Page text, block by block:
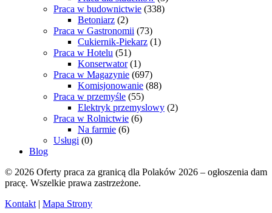
Praca w budownictwie (338)
Betoniarz (2)
Praca w Gastronomii (73)
Cukiernik-Piekarz (1)
Praca w Hotelu (51)
Konserwator (1)
Praca w Magazynie (697)
Komisjonowanie (88)
Praca w przemyśle (55)
Elektryk przemyslowy (2)
Praca w Rolnictwie (6)
Na farmie (6)
Usługi (0)
Blog
© 2026 Oferty praca za granicą dla Polaków 2026 – ogłoszenia dam
pracę. Wszelkie prawa zastrzeżone.
Kontakt | Mapa Strony